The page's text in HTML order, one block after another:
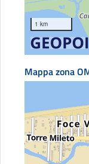
1 km
Mappa zona